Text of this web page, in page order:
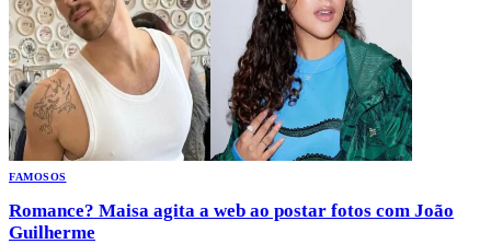
FAMOSOS
Romance? Maisa agita a web ao postar fotos com João
Guilherme